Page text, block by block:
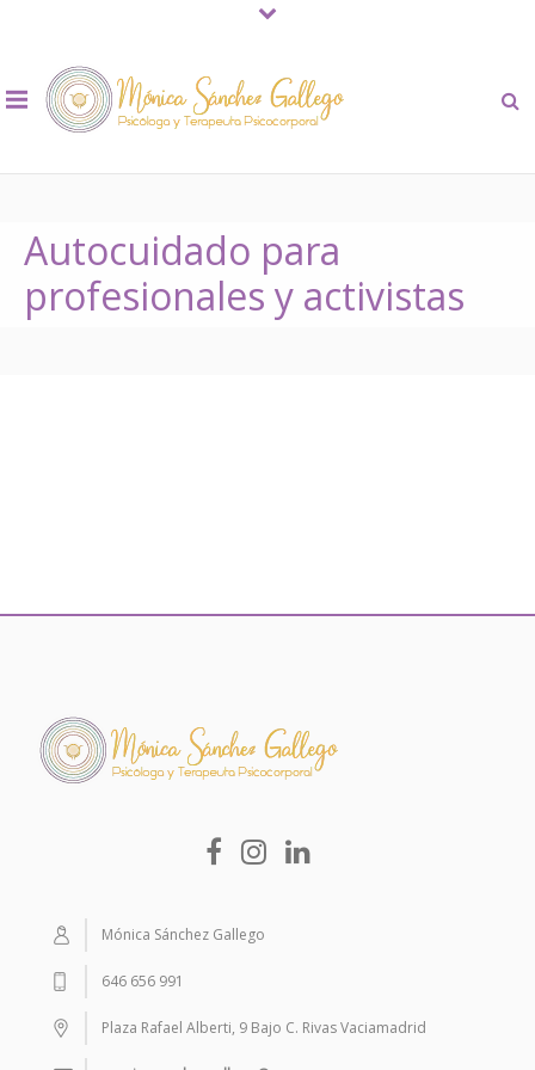
Autocuidado para
profesionales y activistas
Mónica Sánchez Gallego
646 656 991
Plaza Rafael Alberti, 9 Bajo C. Rivas Vaciamadrid